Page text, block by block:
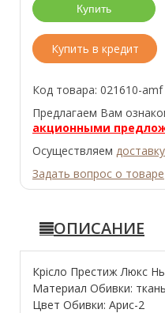
Купить в кредит
Код товара: 021610-amf
Предлагаем Вам
акционными
Осуществляем доставку
Задать вопрос о товаре
ОПИСАНИЕ
Крісло Престиж Люкс
Материал Обивки:
Цвет Обивки: Арис-2